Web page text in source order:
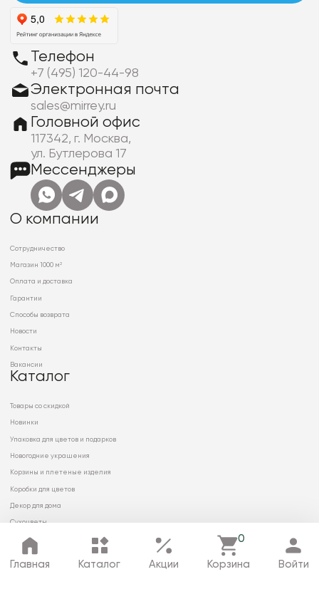
Главная Каталог Акции
0
Корзина Войти
Телефон
+7 (495) 120-44-98
Электронная почта
sales@mirrey.ru
Головной офис
117342, г. Москва,
ул. Бутлерова 17
Мессенджеры
О компании
Сотрудничество
Магазин 1000 м²
Оплата и доставка
Гарантии
Способы возврата
Новости
Контакты
Вакансии
Каталог
Товары со скидкой
Новинки
Упаковка для цветов и подарков
Новогодние украшения
Корзины и плетеные изделия
Коробки для цветов
Декор для дома
Сухоцветы
© 2026 ООО «МИРРЭЙ»